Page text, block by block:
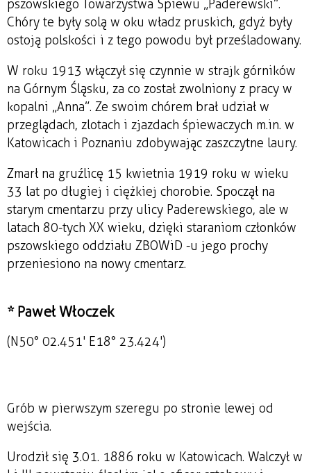
pszowskiego Towarzystwa Śpiewu „Paderewski”.
Chóry te były solą w oku władz pruskich, gdyż były
ostoją polskości i z tego powodu był prześladowany.
W roku 1913 włączył się czynnie w strajk górników
na Górnym Śląsku, za co został zwolniony z pracy w
kopalni „Anna”. Ze swoim chórem brał udział w
przeglądach, zlotach i zjazdach śpiewaczych m.in. w
Katowicach i Poznaniu zdobywając zaszczytne laury.
Zmarł na gruźlicę 15 kwietnia 1919 roku w wieku
33 lat po długiej i ciężkiej chorobie. Spoczął na
starym cmentarzu przy ulicy Paderewskiego, ale w
latach 80-tych XX wieku, dzięki staraniom członków
pszowskiego oddziału ZBOWiD -u jego prochy
przeniesiono na nowy cmentarz.
* Paweł Włoczek
(N50° 02.451' E18° 23.424')
Grób w pierwszym szeregu po stronie lewej od
wejścia.
Urodził się 3.01. 1886 roku w Katowicach. Walczył w